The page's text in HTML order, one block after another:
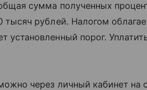
сумма полученных
тысяч рублей. Налогом
установленный порог.
через личный кабинет